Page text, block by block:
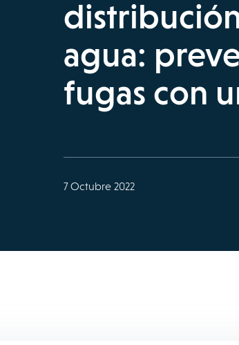
agua:
fugas con
7 Octubre 2022